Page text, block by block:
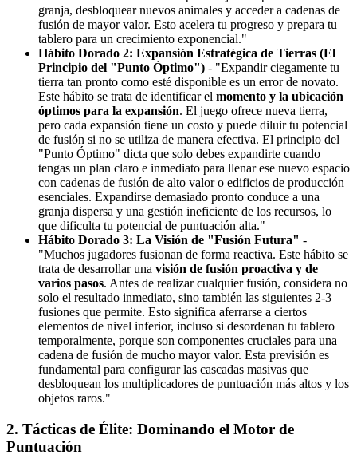
granja, desbloquear nuevos animales y acceder a cadenas de
fusión de mayor valor. Esto acelera tu progreso y prepara tu
tablero para un crecimiento exponencial."
Hábito Dorado 2: Expansión Estratégica de Tierras (El
Principio del "Punto Óptimo") - "Expandir ciegamente tu
tierra tan pronto como esté disponible es un error de novato.
Este hábito se trata de identificar el momento y la ubicación
óptimos para la expansión. El juego ofrece nueva tierra,
pero cada expansión tiene un costo y puede diluir tu potencial
de fusión si no se utiliza de manera efectiva. El principio del
"Punto Óptimo" dicta que solo debes expandirte cuando
tengas un plan claro e inmediato para llenar ese nuevo espacio
con cadenas de fusión de alto valor o edificios de producción
esenciales. Expandirse demasiado pronto conduce a una
granja dispersa y una gestión ineficiente de los recursos, lo
que dificulta tu potencial de puntuación alta."
Hábito Dorado 3: La Visión de "Fusión Futura" -
"Muchos jugadores fusionan de forma reactiva. Este hábito se
trata de desarrollar una visión de fusión proactiva y de
varios pasos. Antes de realizar cualquier fusión, considera no
solo el resultado inmediato, sino también las siguientes 2-3
fusiones que permite. Esto significa aferrarse a ciertos
elementos de nivel inferior, incluso si desordenan tu tablero
temporalmente, porque son componentes cruciales para una
cadena de fusión de mucho mayor valor. Esta previsión es
fundamental para configurar las cascadas masivas que
desbloquean los multiplicadores de puntuación más altos y los
objetos raros."
2. Tácticas de Élite: Dominando el Motor de
Puntuación